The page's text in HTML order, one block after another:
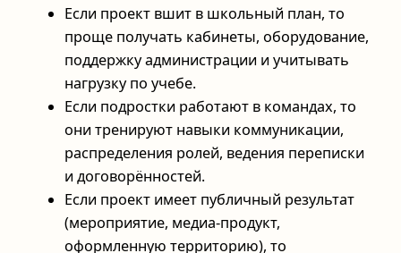
Если проект вшит в школьный план, то
проще получать кабинеты, оборудование,
поддержку администрации и учитывать
нагрузку по учебе.
Если подростки работают в командах, то
они тренируют навыки коммуникации,
распределения ролей, ведения переписки
и договорённостей.
Если проект имеет публичный результат
(мероприятие, медиа-продукт,
оформленную территорию), то